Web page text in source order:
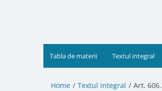
Tabla de materii Textul integral
Home Textul integral Art.